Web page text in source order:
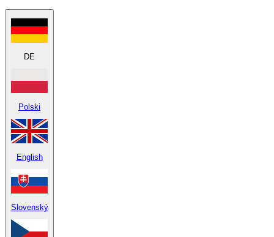
DE
Polski
English
Slovenský